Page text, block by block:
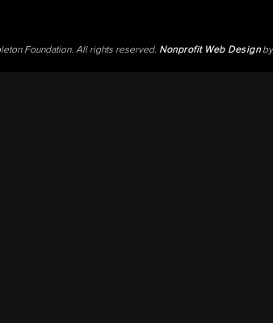
Foundation. All rights reserved. Nonprofit Web Designby